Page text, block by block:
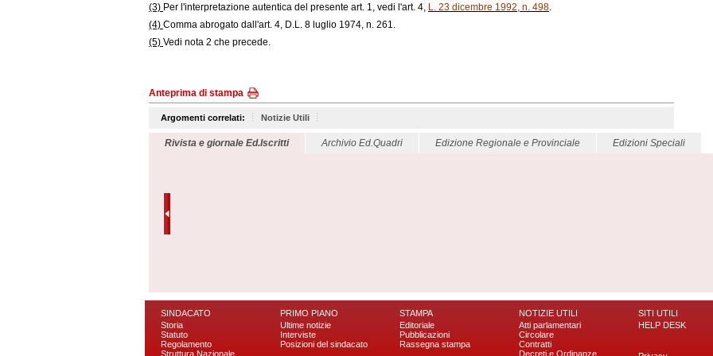
(3) Per l'interpretazione autentica del presente art. 1, vedi l'art. 4, L. 23 dicembre 1992, n. 498.
(4) Comma abrogato dall'art. 4, D.L. 8 luglio 1974, n. 261.
(5) Vedi nota 2 che precede.
Anteprima di stampa
Argomenti correlati: Notizie Utili
Rivista e giornale Ed.Iscritti Archivio Ed.Quadri Edizione Regionale e Provinciale Edizioni Speciali
SINDACATO
Storia
Statuto
Regolamento
Struttura Nazionale
PRIMO PIANO
Ultime notizie
Interviste
Posizioni del sindacato
STAMPA
Editoriale
Pubblicazioni
Rassegna stampa
NOTIZIE UTILI
Atti parlamentari
Circolare
Contratti
Decreti e Ordinanze
SITI UTILI
HELP DESK